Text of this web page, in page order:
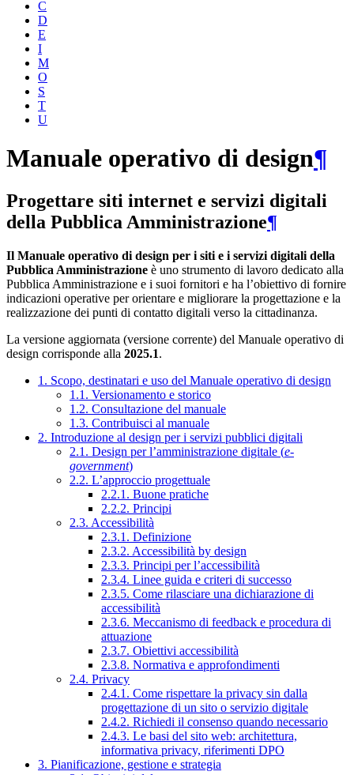
C
D
E
I
M
O
S
T
U
Manuale operativo di design¶
Progettare siti internet e servizi digitali
della Pubblica Amministrazione¶
Il Manuale operativo di design per i siti e i servizi digitali della
Pubblica Amministrazione è uno strumento di lavoro dedicato alla
Pubblica Amministrazione e i suoi fornitori e ha l’obiettivo di fornire
indicazioni operative per orientare e migliorare la progettazione e la
realizzazione dei punti di contatto digitali verso la cittadinanza.
La versione aggiornata (versione corrente) del Manuale operativo di
design corrisponde alla 2025.1.
1. Scopo, destinatari e uso del Manuale operativo di design
1.1. Versionamento e storico
1.2. Consultazione del manuale
1.3. Contribuisci al manuale
2. Introduzione al design per i servizi pubblici digitali
2.1. Design per l’amministrazione digitale (e-
government)
2.2. L’approccio progettuale
2.2.1. Buone pratiche
2.2.2. Principi
2.3. Accessibilità
2.3.1. Definizione
2.3.2. Accessibilità by design
2.3.3. Principi per l’accessibilità
2.3.4. Linee guida e criteri di successo
2.3.5. Come rilasciare una dichiarazione di
accessibilità
2.3.6. Meccanismo di feedback e procedura di
attuazione
2.3.7. Obiettivi accessibilità
2.3.8. Normativa e approfondimenti
2.4. Privacy
2.4.1. Come rispettare la privacy sin dalla
progettazione di un sito o servizio digitale
2.4.2. Richiedi il consenso quando necessario
2.4.3. Le basi del sito web: architettura,
informativa privacy, riferimenti DPO
3. Pianificazione, gestione e strategia